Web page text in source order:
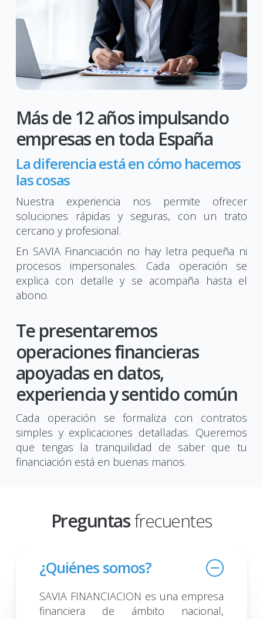
Más de 12 años impulsando
empresas en toda España
La diferencia está en cómo hacemos
las cosas
Nuestra experiencia nos permite ofrecer
soluciones rápidas y seguras, con un trato
cercano y profesional.
En SAVIA Financiación no hay letra pequeña ni
procesos impersonales. Cada operación se
explica con detalle y se acompaña hasta el
abono.
Te presentaremos
operaciones financieras
apoyadas en datos,
experiencia y sentido común
Cada operación se formaliza con contratos
simples y explicaciones detalladas. Queremos
que tengas la tranquilidad de saber que tu
financiación está en buenas manos.
Preguntasfrecuentes
¿Quiénes somos?
SAVIA FINANCIACION es una empresa
financiera de ámbito nacional,